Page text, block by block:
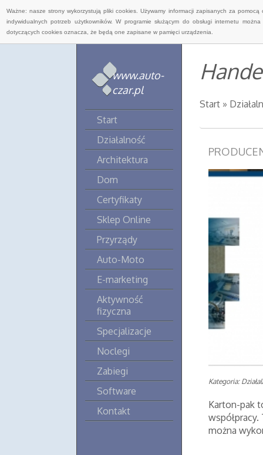
Ważne: nasze strony wykorzystują pliki cookies. Używamy informacji zapisanych za
indywidualnych potrzeb użytkowników. W programie służącym do obsługi internetu
dotyczących cookies oznacza, że będą one zapisane w pamięci urządzenia.
www.auto-
czar.pl
Start
Działalność
Architektura
Dom
Certyfikaty
Sklep Online
Przyrządy
Auto-Moto
E-marketing
Aktywność
fizyczna
Specjalizacje
Noclegi
Zabiegi
Software
Kontakt
Start »
Kategoria:
Karton-pak
można